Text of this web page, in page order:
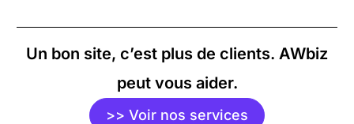
Un bon site, c’est plus de clients. AWbiz
peut vous aider.
>> Voir nos services